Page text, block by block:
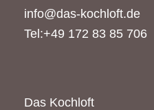
info@das-kochloft.de
Tel:+49 172 83 85 706
Das Kochloft